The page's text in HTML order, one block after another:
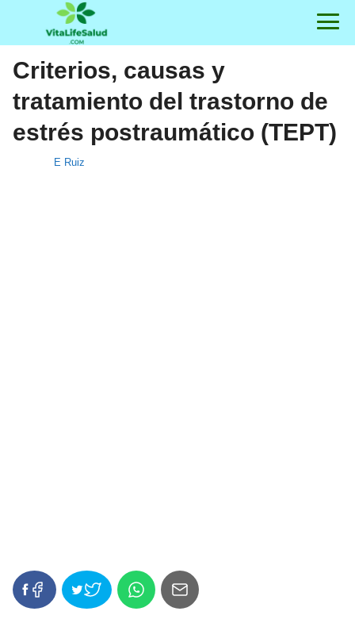
Criterios, causas y
tratamiento del trastorno de
estrés postraumático (TEPT)
E Ruiz